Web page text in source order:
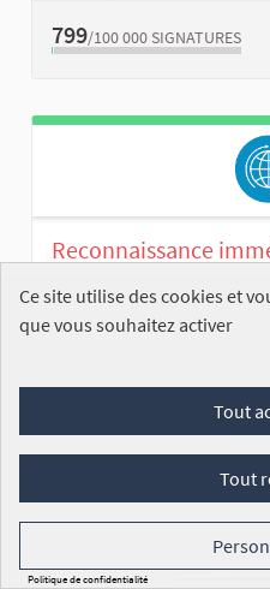
799/100 000 SIGNATURES
Reconnaissance
Dimitri VAZ
internationale émettait un
l'encontre du Premie...
Commission des affaires
3 812/100 000SIGNATURES
Ce site utilise des cookies et
que vous souhaitez activer
Tout
Tout
Politique de confidentialité